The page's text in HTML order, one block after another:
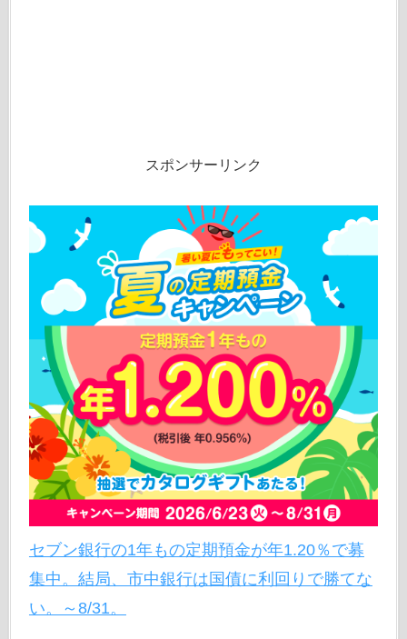
スポンサーリンク
セブン銀行の1年もの定期預金が年1.20％で募
集中。結局、市中銀行は国債に利回りで勝てな
い。～8/31。